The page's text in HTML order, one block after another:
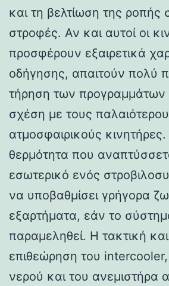
και τη βελτίωση της ροπής
στροφές. Αν και αυτοί οι
προσφέρουν εξαιρετικά
οδήγησης, απαιτούν πολύ
τήρηση των προγραμμάτων
σχέση με τους
ατμοσφαιρικούς
θερμότητα που
εσωτερικό ενός
να υποβαθμίσει γρήγορα
εξαρτήματα, εάν το
παραμεληθεί. Η τακτική
επιθεώρηση του
νερού και του ανεμιστήρα